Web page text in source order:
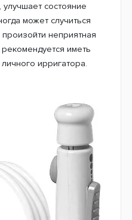
состояние
может случиться
неприятная
иметь
ирригатора.